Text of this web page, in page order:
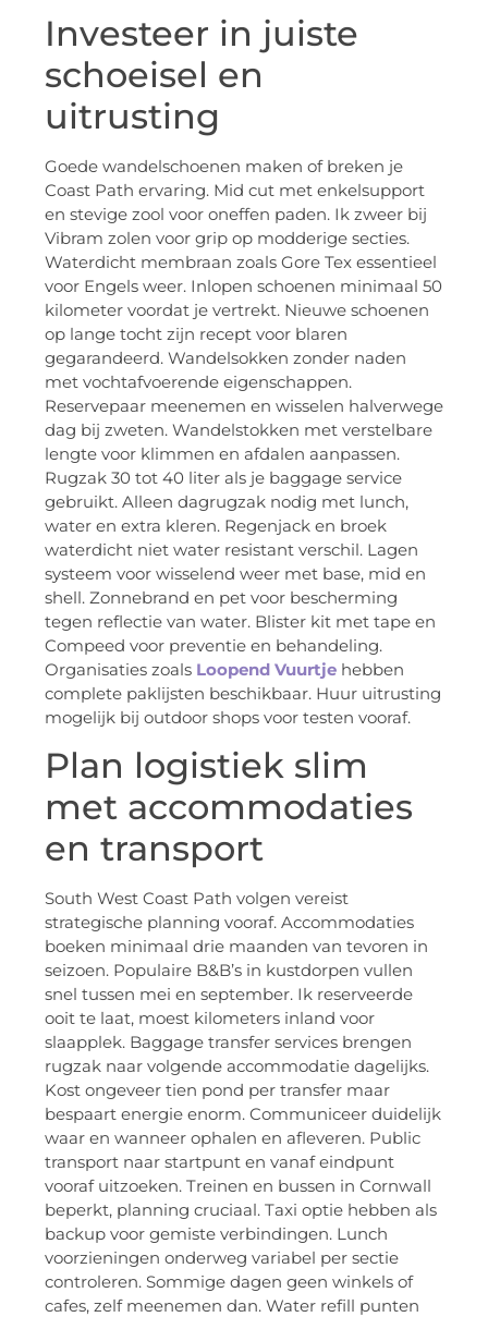
Investeer in juiste
schoeisel en
uitrusting
Goede wandelschoenen maken of breken je
Coast Path ervaring. Mid cut met enkelsupport
en stevige zool voor oneffen paden. Ik zweer bij
Vibram zolen voor grip op modderige secties.
Waterdicht membraan zoals Gore Tex essentieel
voor Engels weer. Inlopen schoenen minimaal 50
kilometer voordat je vertrekt. Nieuwe schoenen
op lange tocht zijn recept voor blaren
gegarandeerd. Wandelsokken zonder naden
met vochtafvoerende eigenschappen.
Reservepaar meenemen en wisselen halverwege
dag bij zweten. Wandelstokken met verstelbare
lengte voor klimmen en afdalen aanpassen.
Rugzak 30 tot 40 liter als je baggage service
gebruikt. Alleen dagrugzak nodig met lunch,
water en extra kleren. Regenjack en broek
waterdicht niet water resistant verschil. Lagen
systeem voor wisselend weer met base, mid en
shell. Zonnebrand en pet voor bescherming
tegen reflectie van water. Blister kit met tape en
Compeed voor preventie en behandeling.
Organisaties zoals Loopend Vuurtje hebben
complete paklijsten beschikbaar. Huur uitrusting
mogelijk bij outdoor shops voor testen vooraf.
Plan logistiek slim
met accommodaties
en transport
South West Coast Path volgen vereist
strategische planning vooraf. Accommodaties
boeken minimaal drie maanden van tevoren in
seizoen. Populaire B&B’s in kustdorpen vullen
snel tussen mei en september. Ik reserveerde
ooit te laat, moest kilometers inland voor
slaapplek. Baggage transfer services brengen
rugzak naar volgende accommodatie dagelijks.
Kost ongeveer tien pond per transfer maar
bespaart energie enorm. Communiceer duidelijk
waar en wanneer ophalen en afleveren. Public
transport naar startpunt en vanaf eindpunt
vooraf uitzoeken. Treinen en bussen in Cornwall
beperkt, planning cruciaal. Taxi optie hebben als
backup voor gemiste verbindingen. Lunch
voorzieningen onderweg variabel per sectie
controleren. Sommige dagen geen winkels of
cafes, zelf meenemen dan. Water refill punten